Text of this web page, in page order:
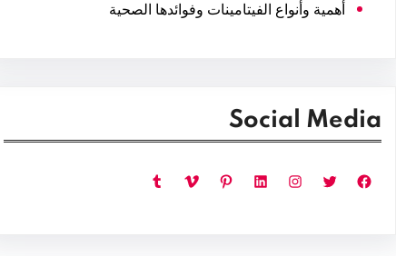
أهمية وأنواع الفيتامينات وفوائدها الصحية
Social Media
فيسبوك تويتر إنستجرام لينكد إن بينتريست فيميو تمبلر